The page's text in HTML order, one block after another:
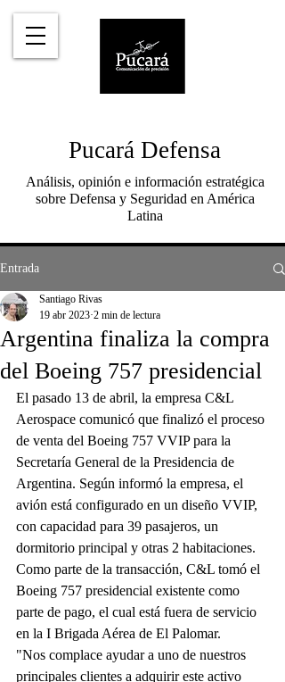
Pucará Defensa
Análisis, opinión e información estratégica
sobre Defensa y Seguridad en América
Latina
Entrada
Argentina finaliza la compra
del Boeing 757 presidencial
Santiago Rivas
19 abr 2023 2 min de lectura
El pasado 13 de abril, la empresa C&L
Aerospace comunicó que finalizó el proceso
de venta del Boeing 757 VVIP para la
Secretaría General de la Presidencia de
Argentina. Según informó la empresa, el
avión está configurado en un diseño VVIP,
con capacidad para 39 pasajeros, un
dormitorio principal y otras 2 habitaciones.
Como parte de la transacción, C&L tomó el
Boeing 757 presidencial existente como
parte de pago, el cual está fuera de servicio
en la I Brigada Aérea de El Palomar.
"Nos complace ayudar a uno de nuestros
principales clientes a adquirir este activo